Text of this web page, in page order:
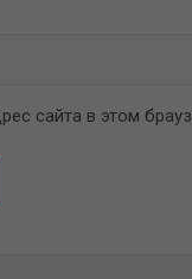
сайта в этом